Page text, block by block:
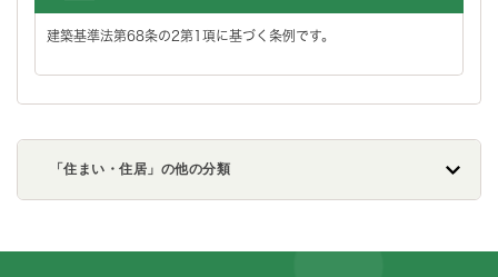
建築基準法第68条の2第1項に基づく条例です。
「住まい・住居」の他の分類